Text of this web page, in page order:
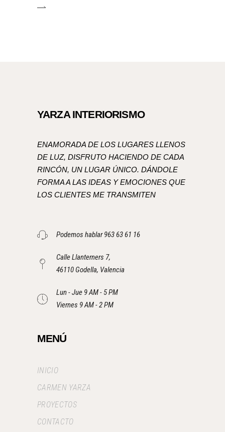
YARZA INTERIORISMO
ENAMORADA DE LOS LUGARES LLENOS
DE LUZ, DISFRUTO HACIENDO DE CADA
RINCÓN, UN LUGAR ÚNICO. DÁNDOLE
FORMA A LAS IDEAS Y EMOCIONES QUE
LOS CLIENTES ME TRANSMITEN
Podemos hablar 963 63 61 16
Calle Llanterners 7,
46110 Godella, Valencia
Lun - Jue 9 AM - 5 PM
Viernes 9 AM - 2 PM
MENÚ
INICIO
CARMEN YARZA
PROYECTOS
CONTACTO